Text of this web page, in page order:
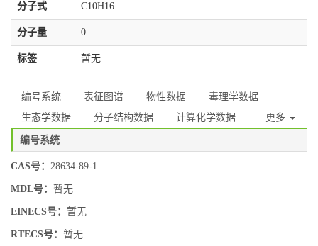
分子式 C10H16
分子量 0
标签 暂无
编号系统 表征图谱 物性数据
毒理学数据
生态学数据
分子结构数据 计算化学数据 更多
编号系统
CAS号： 28634-89-1
MDL号： 暂无
EINECS号： 暂无
RTECS号： 暂无